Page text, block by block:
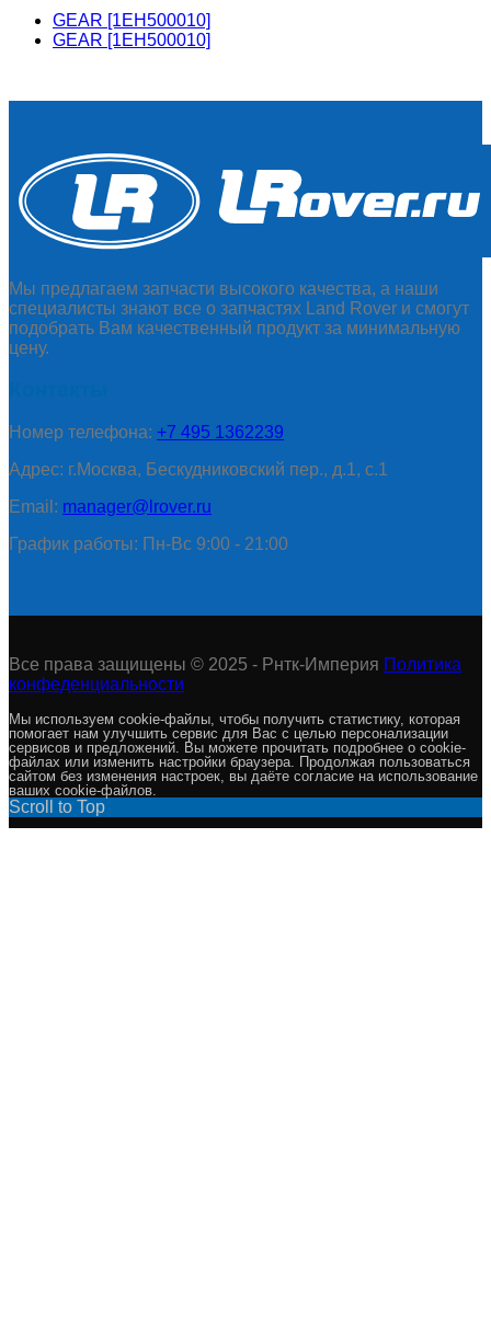
GEAR [1EH500010]
GEAR [1EH500010]
Мы предлагаем запчасти высокого качества, а наши
специалисты знают все о запчастях Land Rover и смогут
подобрать Вам качественный продукт за минимальную
цену.
Номер телефона: +7 495 1362239
Адрес: г.Москва, Бескудниковский пер., д.1, с.1
Email: manager@lrover.ru
График работы: Пн-Вс 9:00 - 21:00
Все права защищены © 2025 - Рнтк-Империя Политика
конфеденциальности
Мы используем cookie-файлы, чтобы получить статистику, которая
помогает нам улучшить сервис для Вас с целью персонализации
сервисов и предложений. Вы можете прочитать подробнее о cookie-
файлах или изменить настройки браузера. Продолжая пользоваться
сайтом без изменения настроек, вы даёте согласие на использование
ваших cookie-файлов.
Scroll to Top